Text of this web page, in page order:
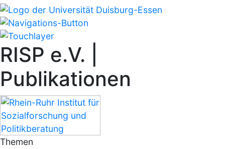
RISP e.V. |
Publikationen
Themen